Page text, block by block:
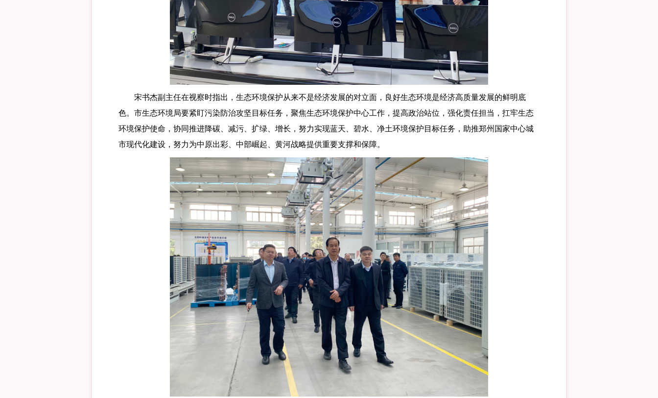
宋书杰副主任在视察时指出，生态环境保护从来不是经济发展的对立面，良好生态环境是经济高质量发展的鲜明底
色。市生态环境局要紧盯污染防治攻坚目标任务，聚焦生态环境保护中心工作，提高政治站位，强化责任担当，扛牢生态
环境保护使命，协同推进降碳、减污、扩绿、增长，努力实现蓝天、碧水、净土环境保护目标任务，助推郑州国家中心城
市现代化建设，努力为中原出彩、中部崛起、黄河战略提供重要支撑和保障。